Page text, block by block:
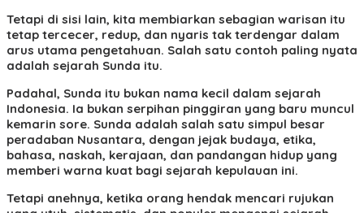
Tetapi di sisi lain, kita membiarkan sebagian warisan itu
tetap tercecer, redup, dan nyaris tak terdengar dalam
arus utama pengetahuan. Salah satu contoh paling nyata
adalah sejarah Sunda itu.
Padahal, Sunda itu bukan nama kecil dalam sejarah
Indonesia. Ia bukan serpihan pinggiran yang baru muncul
kemarin sore. Sunda adalah salah satu simpul besar
peradaban Nusantara, dengan jejak budaya, etika,
bahasa, naskah, kerajaan, dan pandangan hidup yang
memberi warna kuat bagi sejarah kepulauan ini.
Tetapi anehnya, ketika orang hendak mencari rujukan